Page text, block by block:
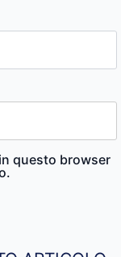
questo browser